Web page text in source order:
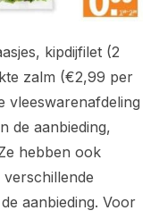
kipdijfilet (2
zalm (€2,99 per
vleeswarenafdeling
de aanbieding,
hebben ook
aanbieding. Voor